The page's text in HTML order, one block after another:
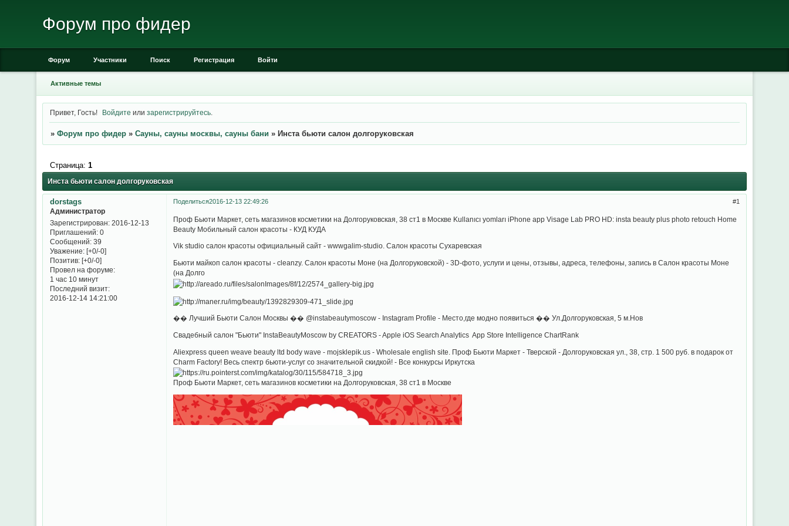
Форум про фидер
Форум Участники Поиск Регистрация Войти
Активные темы
Привет, Гость! Войдите илизарегистрируйтесь
» Форум про фидер » Сауны, сауны москвы, сауны бани » Инста бьюти салон долгоруковская
Инста бьюти салон долгоруковская
Страница: 1
Поделиться 1
2016-12-13 22:49:26
dorstags
Администратор
Зарегистрирован: 2016-12-13
Приглашений:0
Сообщений:39
Уважение: [+0/-0]
Позитив: [+0/-0]
Провел на форуме:
1 час 10 минут
Последний визит:
2016-12-14 14:21:00
Проф Бьюти Маркет, сеть магазинов косметики на Долгоруковская, 38 ст1 в Москве Kullanıcı yomları iPhone app Visage Lab PRO HD: insta beauty plus photo retouch Home
Beauty Мобильный салон красоты - КУД КУДА
Vik studio салон красоты официальный сайт - wwwgalim-studio. Салон красоты Сухаревская
Бьюти майкоп салон красоты - cleanzy. Салон красоты Моне (на Долгоруковской) - 3D-фото, услуги и цены, отзывы, адреса, телефоны, запись в Салон красоты Моне
(на Долго
�� Лучший Бьюти Салон Москвы �� @instabeautymoscow - Instagram Profile - Место,где модно появиться �� Ул.Долгоруковская, 5 м.Нов
Свадебный салон "Бьюти" InstaBeautyMoscow by CREATORS - Apple iOS Search Analytics App Store Intelligence ChartRank
Aliexpress queen weave beauty ltd body wave - mojsklepik.us - Wholesale english site. Проф Бьюти Маркет - Тверской - Долгоруковская ул., 38, стр. 1 500 руб. в подарок от
Charm Factory! Весь спектр бьюти-услуг со значительной скидкой! - Все конкурсы Иркутска
Проф Бьюти Маркет, сеть магазинов косметики на Долгоруковская, 38 ст1 в Москве